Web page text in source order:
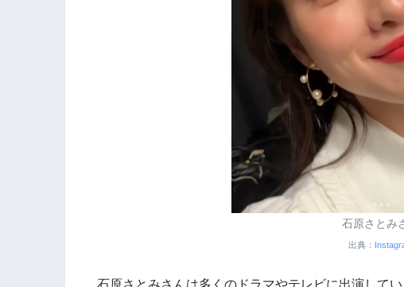
石原さとみ
出典：
石原さとみさんは多くのドラマやテレビに出演して